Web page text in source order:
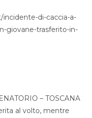
di-caccia-a-
giovane-trasferito-in-
– TOSCANA
al volto, mentre